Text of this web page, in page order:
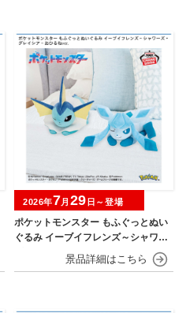
ポケットモンスター もふぐっとぬい
ぐるみ イーブイフレンズ～シャワー
ズ・グレイシア～おひるねver.
2026年7月 29 日～登場